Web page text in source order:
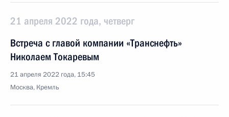
21 апреля 2022 года, четверг
Встреча с главой компании «Транснефть»
Николаем Токаревым
21 апреля 2022 года, 15:45
Москва, Кремль